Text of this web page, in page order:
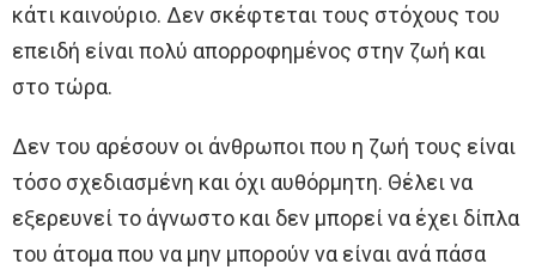
κάτι καινούριο. Δεν σκέφτεται τους στόχους του
επειδή είναι πολύ απορροφημένος στην ζωή και
στο τώρα.
Δεν του αρέσουν οι άνθρωποι που η ζωή τους είναι
τόσο σχεδιασμένη και όχι αυθόρμητη. Θέλει να
εξερευνεί το άγνωστο και δεν μπορεί να έχει δίπλα
του άτομα που να μην μπορούν να είναι ανά πάσα